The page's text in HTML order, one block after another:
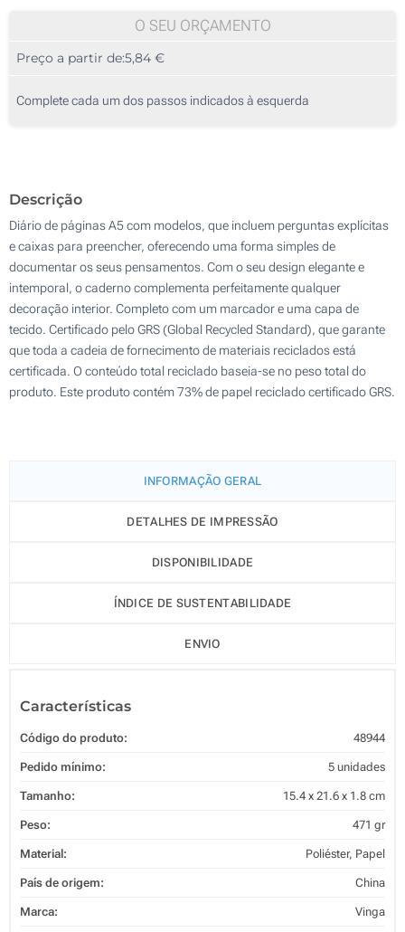
Gravação a quente (Na caixa)
10
25
Outra :
O SEU ORÇAMENTO
Preço a partir de:5,84 €
Complete cada um dos passos indicados à esquerda
Descrição
Diário de páginas A5 com modelos, que incluem perguntas explícitas
e caixas para preencher, oferecendo uma forma simples de
documentar os seus pensamentos. Com o seu design elegante e
intemporal, o caderno complementa perfeitamente qualquer
decoração interior. Completo com um marcador e uma capa de
tecido. Certificado pelo GRS (Global Recycled Standard), que garante
que toda a cadeia de fornecimento de materiais reciclados está
certificada. O conteúdo total reciclado baseia-se no peso total do
produto. Este produto contém 73% de papel reciclado certificado GRS.
INFORMAÇÃO GERAL
DETALHES DE IMPRESSÃO
DISPONIBILIDADE
ÍNDICE DE SUSTENTABILIDADE
ENVIO
Características
Código do produto: 48944
Pedido mínimo: 5 unidades
Tamanho: 15.4 x 21.6 x 1.8 cm
Peso: 471 gr
Material: Poliéster, Papel
País de origem: China
Marca: Vinga